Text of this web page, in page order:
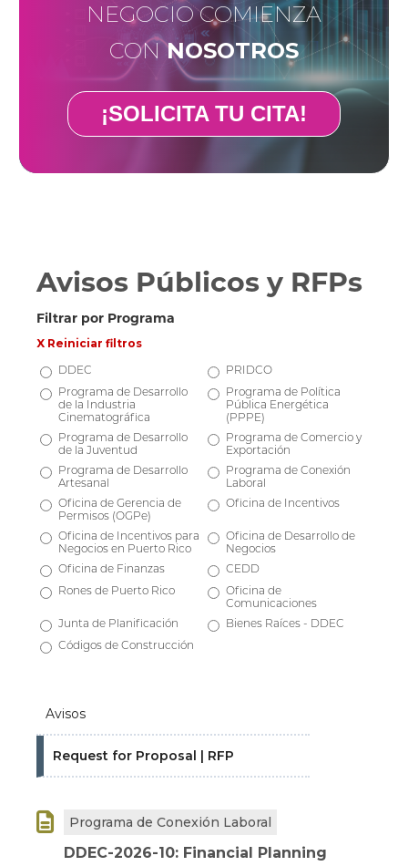
NEGOCIO COMIENZA
CONNOSOTROS
¡SOLICITA TU CITA!
Avisos Públicos y RFPs
Filtrar por Programa
X Reiniciar filtros
DDEC
PRIDCO
Programa de Desarrollo
de la Industria
Cinematográfica
Programa de Política
Pública Energética
(PPPE)
Programa de Desarrollo
de la Juventud
Programa de Comercio y
Exportación
Programa de Desarrollo
Artesanal
Programa de Conexión
Laboral
Oficina de Gerencia de
Permisos (OGPe)
Oficina de Incentivos
Oficina de Incentivos para
Negocios en Puerto Rico
Oficina de Desarrollo de
Negocios
Oficina de Finanzas
CEDD
Rones de Puerto Rico
Oficina de
Comunicaciones
Junta de Planificación
Bienes Raíces - DDEC
Códigos de Construcción
Avisos
Request for Proposal | RFP
 Programa de Conexión Laboral
DDEC-2026-10: Financial Planning